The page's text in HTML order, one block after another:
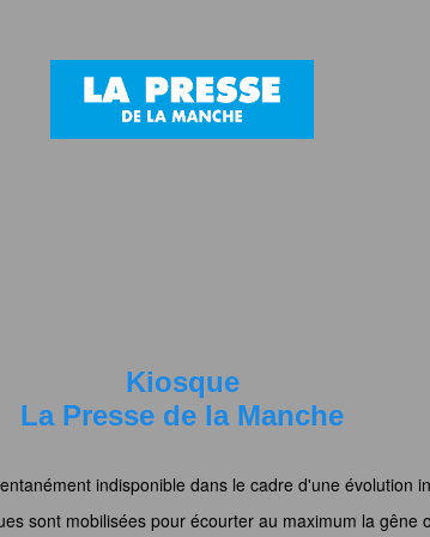
Kiosque
La Presse de la Manche
indisponible dans le cadre d'une évolution
sont mobilisées pour écourter au maximum la gêne